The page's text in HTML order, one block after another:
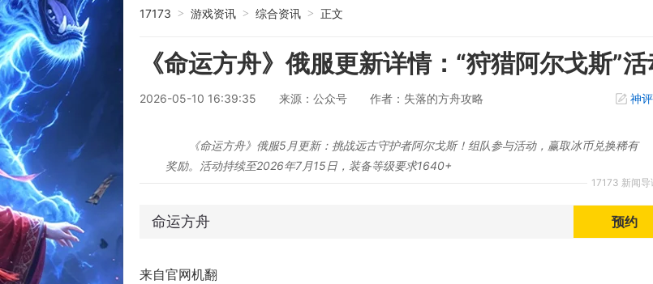
17173 > 游戏资讯 > 综合资讯 > 正文
《命运方舟》俄服更新详情：“狩猎阿尔戈斯”
2026-05-10 16:39:35 来源：公众号 作者：失落的方舟攻略 神
17173 新闻导
《命运方舟》俄服5月更新：挑战远古守护者阿尔戈斯！组队参与活动，赢取冰币兑换稀有
奖励。活动持续至2026年7月15日，装备等级要求1640+
命运方舟 预约
来自官网机翻